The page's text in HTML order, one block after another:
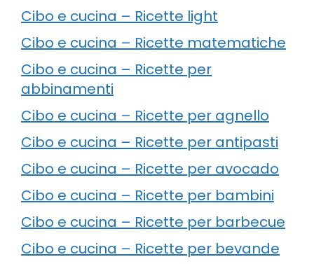
Cibo e cucina – Ricette light
Cibo e cucina – Ricette matematiche
Cibo e cucina – Ricette per
abbinamenti
Cibo e cucina – Ricette per agnello
Cibo e cucina – Ricette per antipasti
Cibo e cucina – Ricette per avocado
Cibo e cucina – Ricette per bambini
Cibo e cucina – Ricette per barbecue
Cibo e cucina – Ricette per bevande